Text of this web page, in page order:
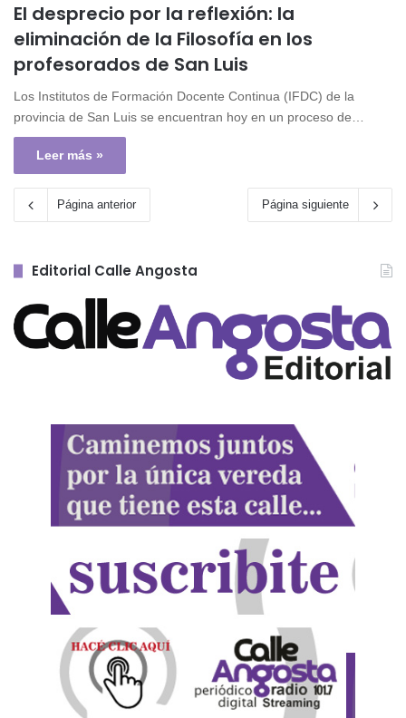
El desprecio por la reflexión: la
eliminación de la Filosofía en los
profesorados de San Luis
Los Institutos de Formación Docente Continua (IFDC) de la
provincia de San Luis se encuentran hoy en un proceso de…
Leer más »
Página anterior Página siguiente
Editorial Calle Angosta